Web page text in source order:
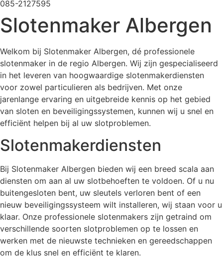
085-2127595
Slotenmaker Albergen
Welkom bij Slotenmaker Albergen, dé professionele
slotenmaker in de regio Albergen. Wij zijn gespecialiseerd
in het leveren van hoogwaardige slotenmakerdiensten
voor zowel particulieren als bedrijven. Met onze
jarenlange ervaring en uitgebreide kennis op het gebied
van sloten en beveiligingssystemen, kunnen wij u snel en
efficiënt helpen bij al uw slotproblemen.
Slotenmakerdiensten
Bij Slotenmaker Albergen bieden wij een breed scala aan
diensten om aan al uw slotbehoeften te voldoen. Of u nu
buitengesloten bent, uw sleutels verloren bent of een
nieuw beveiligingssysteem wilt installeren, wij staan voor u
klaar. Onze professionele slotenmakers zijn getraind om
verschillende soorten slotproblemen op te lossen en
werken met de nieuwste technieken en gereedschappen
om de klus snel en efficiënt te klaren.